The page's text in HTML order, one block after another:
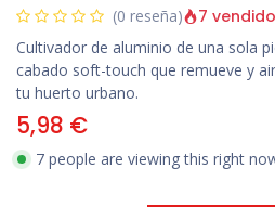
(0 reseña) 7
Cultivador de aluminio de una sola
cabado soft-touch que remueve y
tu huerto urbano.
5,98 €
7 people are viewing this right